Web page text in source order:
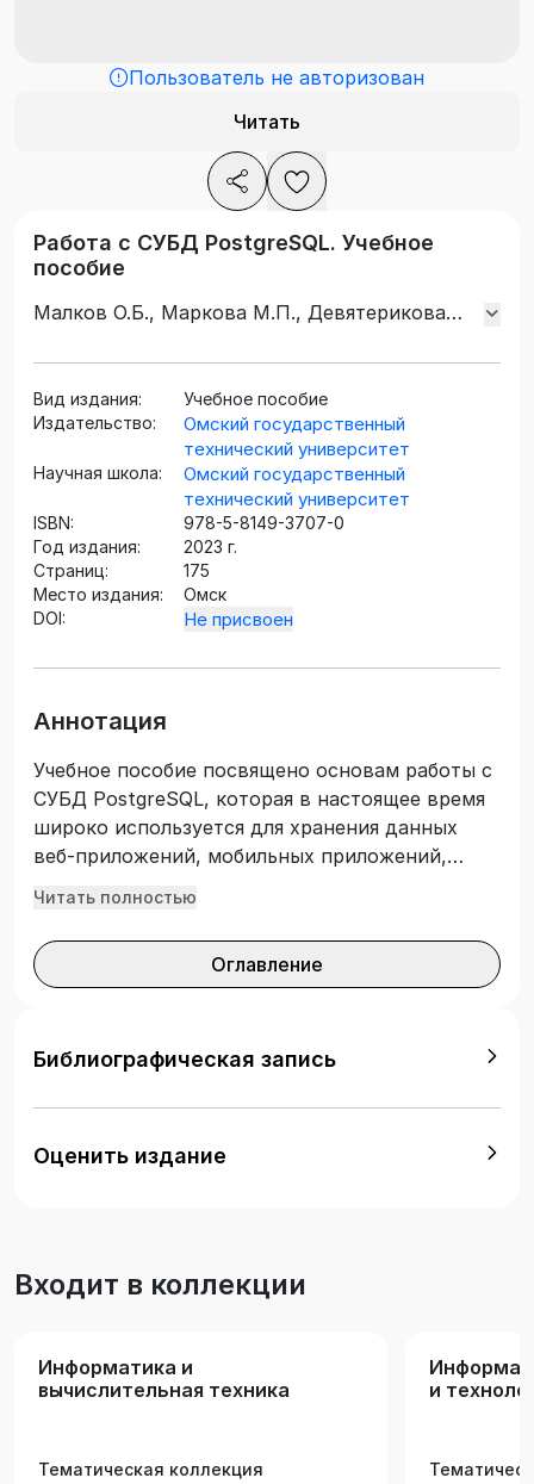
Пользователь не авторизован
Читать
Работа с СУБД PostgreSQL. Учебное
пособие
Малков О.Б., Маркова М.П., Девятерикова
Вид издания:
Учебное пособие
Издательство:
Омский государственный
технический университет
Научная школа:
Омский государственный
технический университет
ISBN:
978-5-8149-3707-0
Год издания:
2023 г.
Страниц:
175
Место издания:
Омск
DOI:
Не присвоен
Аннотация
Учебное пособие посвящено основам работы с
СУБД PostgreSQL, которая в настоящее время
широко используется для хранения данных
веб-приложений, мобильных приложений,
аналитических приложений и пр. Содержит
лабораторных работ. Предназначено
обучающимся по направлениям 09.03.01
технологии», 09.03.03 «Прикладная
инженерия». Будет полезно студентам других
направлений, осваивающим дисциплины
«Базы данных» и «Системы управления базами
Читать полностью
Оглавление
Библиографическая запись
Оценить издание
Входит в коллекции
Информатика и
вычислительная техника
Тематическая коллекция
и